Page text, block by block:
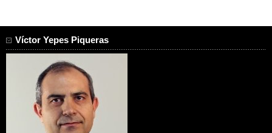
Víctor Yepes Piqueras